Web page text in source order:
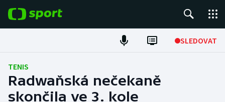
SLEDOVAT
Fotbal
Hokej
TENIS
Radwaňská nečekaně
skončila ve 3. kole